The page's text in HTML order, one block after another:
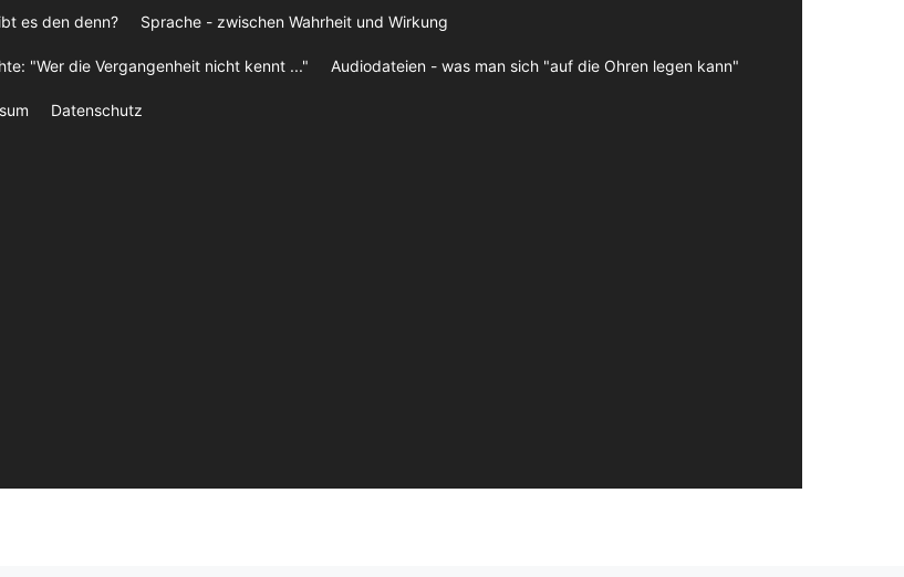
es den denn? Sprache - zwischen Wahrheit und Wirkung
"Wer die Vergangenheit nicht kennt ..." Audiodateien - was man sich "auf die Ohren legen kann"
Datenschutz